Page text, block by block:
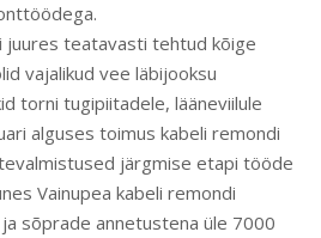
juures teatavasti tehtud kõige
vajalikud vee läbijooksu
torni tugipiitadele, lääneviilule
alguses toimus kabeli remondi
järgmise etapi tööde
Vainupea kabeli remondi
sõprade annetustena üle 7000